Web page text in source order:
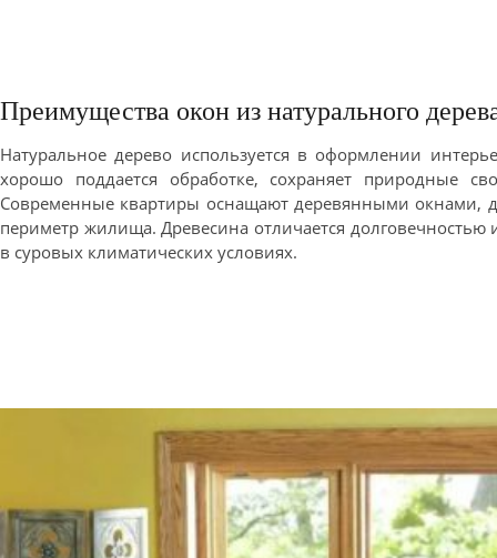
Преимущества окон из натурального
Натуральное дерево используется в оформлении
хорошо поддается обработке, сохраняет природные
Современные квартиры оснащают деревянными окнами,
периметр жилища. Древесина отличается долговечностью
в суровых климатических условиях.